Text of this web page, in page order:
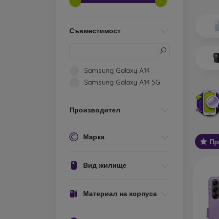
Съвместимост
Samsung Galaxy A14
Samsung Galaxy A14 5G
Производител
Марка
Вид жилище
Материал на корпуса